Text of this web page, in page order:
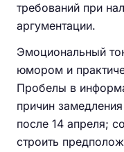
требований при
аргументации.
Эмоциональный
юмором и
Пробелы в
причин
после 14 апреля;
строить